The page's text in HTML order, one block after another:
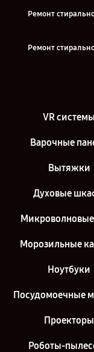
Ремонт
Ремонт
Ремонт
Ремонт
VR системы
Варочные
Вытяжки
Духовые
Морозильные
Ноутбуки
Посудомоечные
Проекторы
Роботы-